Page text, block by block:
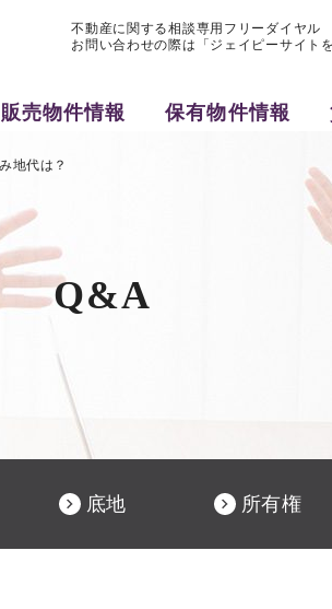
不動産に関する相談専用フリーダイヤル
お問い合わせの際は「ジェイピーサイト
販売物件情報 保有物件情報
Q&A
地代は？
底地 所有権